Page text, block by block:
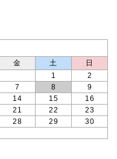
金 土
日
1
2
7 8
9
14 15
16
21 22
23
28 29
30